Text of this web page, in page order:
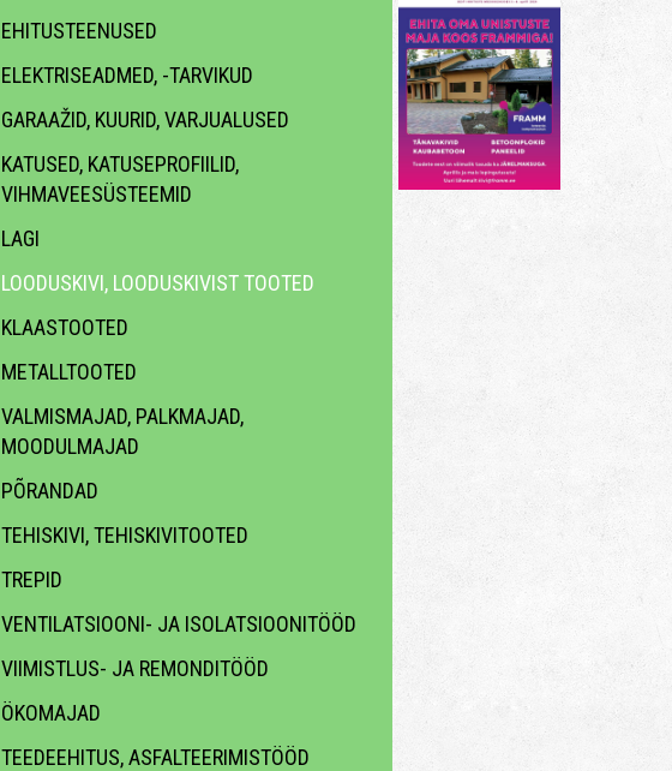
EHITUSTEENUSED
ELEKTRISEADMED, -TARVIKUD
GARAAŽID, KUURID, VARJUALUSED
KATUSED, KATUSEPROFIILID,
VIHMAVEESÜSTEEMID
LAGI
LOODUSKIVI, LOODUSKIVIST TOOTED
KLAASTOOTED
METALLTOOTED
VALMISMAJAD, PALKMAJAD,
MOODULMAJAD
PÕRANDAD
TEHISKIVI, TEHISKIVITOOTED
TREPID
VENTILATSIOONI- JA ISOLATSIOONITÖÖD
VIIMISTLUS- JA REMONDITÖÖD
ÖKOMAJAD
TEEDEEHITUS, ASFALTEERIMISTÖÖD